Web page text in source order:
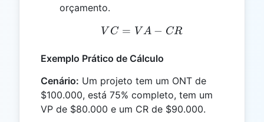
orçamento.
VC = VA - CR
V C = V A − CR
Exemplo Prático de Cálculo
Cenário: Um projeto tem um ONT de
$100.000, está 75% completo, tem um
VP de $80.000 e um CR de $90.000.